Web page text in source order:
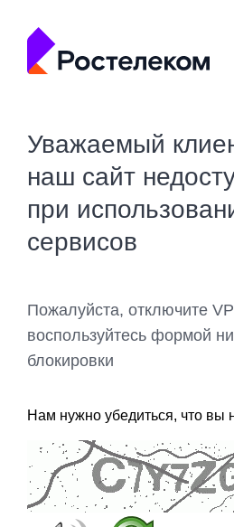
Уважаемый
наш сайт
при
сервисов
Пожалуйста, отключите
воспользуйтесь формой
блокировки
Нам нужно убедиться, что вы